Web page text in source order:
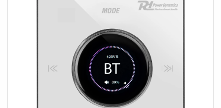
streaming BT vous permet de vous connecter
portable, etc. L'écran tactile et l'écran LCD vous
permettent de contrôler tous les aspects du système,
d'une simple pression du doigt. Il est également possible
d'utiliser la télécommande fournie. Système
d'amplificateur stéréo encastrable pour 4 haut-parleurs,
Bouton de volume avec écran LCD, Amplificateur
numérique 4x 25 W de classe D, Panneau tactile élégant,
Connectivité BT 5.0 pour l'audio sans fil, Lecteur MP3, Port